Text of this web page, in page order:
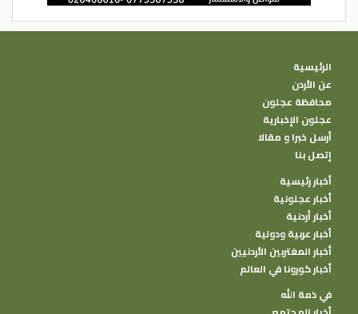
الرئيسية
عن الأردن
محافظة عجلون
عجلون الإخبارية
أرسل خبرا و مقالا
إتصل بنا
أخبار رئيسية
أخبار عجلونية
أخبار أردنية
أخبار عربية ودولية
أخبار المغتربين الأردنيين
أخبار كورونا في العالم
في ذمة الله